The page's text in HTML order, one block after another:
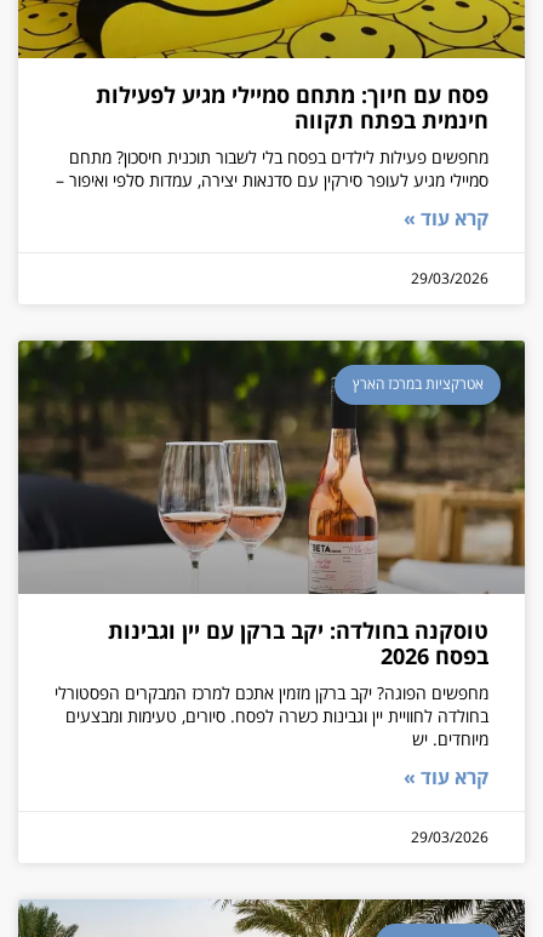
פסח עם חיוך: מתחם סמיילי מגיע לפעילות
חינמית בפתח תקווה
מחפשים פעילות לילדים בפסח בלי לשבור תוכנית חיסכון? מתחם
סמיילי מגיע לעופר סירקין עם סדנאות יצירה, עמדות סלפי ואיפור –
קרא עוד »
29/03/2026
אטרקציות במרכז הארץ
טוסקנה בחולדה: יקב ברקן עם יין וגבינות
בפסח 2026
מחפשים הפוגה? יקב ברקן מזמין אתכם למרכז המבקרים הפסטורלי
בחולדה לחוויית יין וגבינות כשרה לפסח. סיורים, טעימות ומבצעים
מיוחדים. יש
קרא עוד »
29/03/2026